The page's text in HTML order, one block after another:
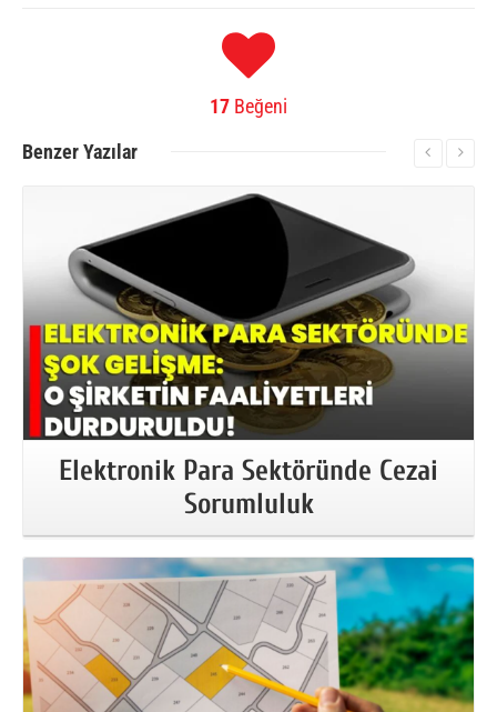
17 Beğeni
BenzerYazılar
Elektronik Para Sektöründe Cezai
Sorumluluk
More Information